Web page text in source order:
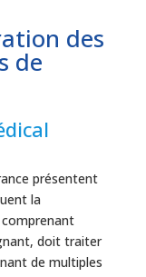
des
de
présentent
la
doit traiter
de multiples